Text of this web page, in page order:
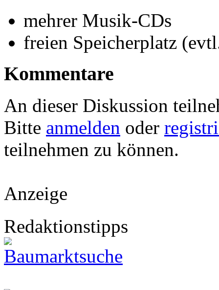
mehrer Musik-CDs
freien Speicherplatz
Kommentare
An dieser Diskussion
Bitte anmelden oder
teilnehmen zu können.
Anzeige
Redaktionstipps